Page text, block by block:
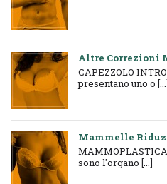
Altre Correzioni
CAPEZZOLO
presentano uno o
Mammelle
sono l'organo [...]